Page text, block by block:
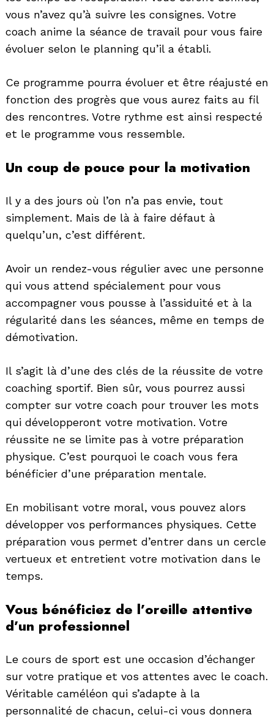
vous n’avez qu’à suivre les consignes. Votre
coach anime la séance de travail pour vous faire
évoluer selon le planning qu’il a établi.
Ce programme pourra évoluer et être réajusté en
fonction des progrès que vous aurez faits au fil
des rencontres. Votre rythme est ainsi respecté
et le programme vous ressemble.
Un coup de pouce pour la motivation
Il y a des jours où l’on n’a pas envie, tout
simplement. Mais de là à faire défaut à
quelqu’un, c’est différent.
Avoir un rendez-vous régulier avec une personne
qui vous attend spécialement pour vous
accompagner vous pousse à l’assiduité et à la
régularité dans les séances, même en temps de
démotivation.
Il s’agit là d’une des clés de la réussite de votre
coaching sportif. Bien sûr, vous pourrez aussi
compter sur votre coach pour trouver les mots
qui développeront votre motivation. Votre
réussite ne se limite pas à votre préparation
physique. C’est pourquoi le coach vous fera
bénéficier d’une préparation mentale.
En mobilisant votre moral, vous pouvez alors
développer vos performances physiques. Cette
préparation vous permet d’entrer dans un cercle
vertueux et entretient votre motivation dans le
temps.
Vous bénéficiez de l’oreille attentive
d’un professionnel
Le cours de sport est une occasion d’échanger
sur votre pratique et vos attentes avec le coach.
Véritable caméléon qui s’adapte à la
personnalité de chacun, celui-ci vous donnera